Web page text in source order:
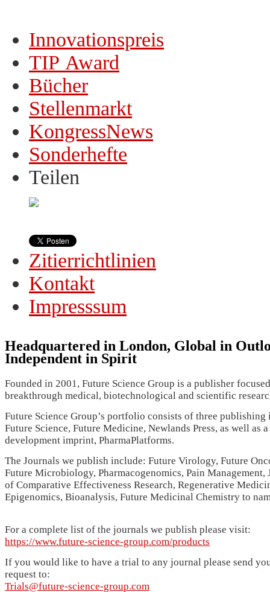
Innovationspreis
TIP Award
Bücher
Stellenmarkt
KongressNews
Sonderhefte
Teilen
Zitierrichtlinien
Kontakt
Impresssum
Headquartered in London, Global in
Independent in Spirit
Founded in 2001, Future Science Group is a publisher
breakthrough medical, biotechnological and scientific
Future Science Group’s portfolio consists of three publishing
Future Science, Future Medicine, Newlands Press, as well as
development imprint, PharmaPlatforms.
The Journals we publish include: Future Virology, Future
Future Microbiology, Pharmacogenomics, Pain Management,
of Comparative Effectiveness Research, Regenerative
Epigenomics, Bioanalysis, Future Medicinal Chemistry to
For a complete list of the journals we publish please visit:
https://www.future-science-group.com/products
If you would like to have a trial to any journal please send
request to:
Trials@future-science-group.com